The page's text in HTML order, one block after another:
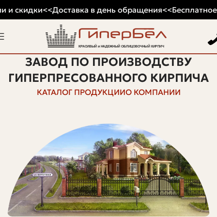
ЗАВОД ПО ПРОИЗВОДСТВУ
ГИПЕРПРЕСОВАННОГО КИРПИЧА
КАТАЛОГ ПРОДУКЦИИО КОМПАНИИ
и скидки<<Доставка в день обращения<<Бесплатное